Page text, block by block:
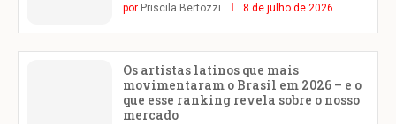
por Priscila Bertozzi 8 de julho de 2026
Os artistas latinos que mais
movimentaram o Brasil em 2026 – e o
que esse ranking revela sobre o nosso
mercado